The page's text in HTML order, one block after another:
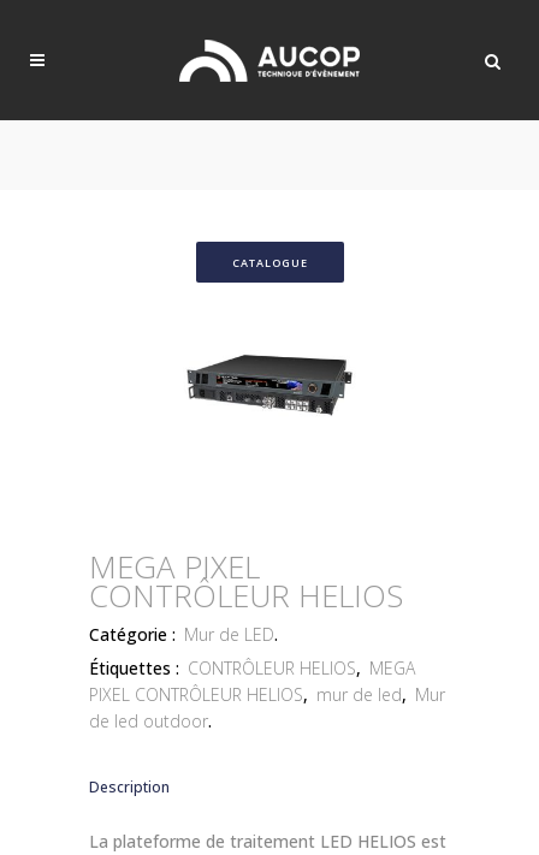
CATALOGUE
MEGA PIXEL
CONTRÔLEUR HELIOS
Catégorie : Mur de LED.
Étiquettes : CONTRÔLEUR HELIOS, MEGA
PIXEL CONTRÔLEUR HELIOS, mur de led, Mur
de led outdoor.
Description
La plateforme de traitement LED HELIOS est